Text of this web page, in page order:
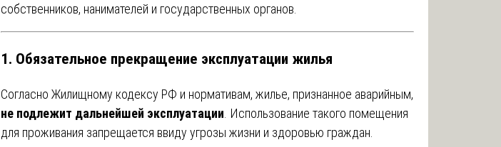
собственников, нанимателей и государственных органов.
1. Обязательное прекращение эксплуатации жилья
Согласно Жилищному кодексу РФ и нормативам, жилье, признанное аварийным,
не подлежит дальнейшей эксплуатации . Использование такого помещения
для проживания запрещается ввиду угрозы жизни и здоровью граждан.